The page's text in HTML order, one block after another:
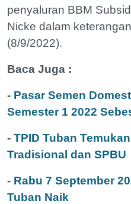
penyaluran BBM
Nicke dalam
(8/9/2022).
Baca Juga :
- Pasar Semen
Semester 1 2022
- TPID Tuban
Tradisional dan SPBU
- Rabu 7 September
Tuban Naik